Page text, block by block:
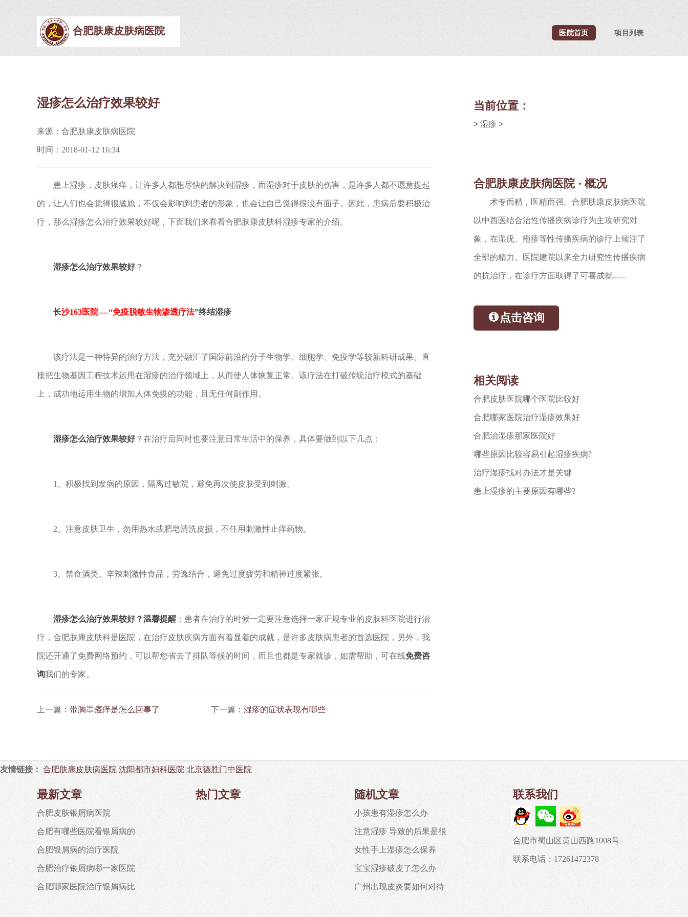
合肥肤康皮肤病医院 医院首页 项目列表
湿疹怎么治疗效果较好
来源：合肥肤康皮肤病医院
时间：2018-01-12 16:34
患上湿疹，皮肤瘙痒，让许多人都想尽快的解决到湿疹，而湿疹对于皮肤的伤害，是许多人都不愿意提起
的，让人们也会觉得很尴尬，不仅会影响到患者的形象，也会让自己觉得很没有面子。因此，患病后要积极治
疗，那么湿疹怎么治疗效果较好呢，下面我们来看看合肥肤康皮肤科湿疹专家的介绍。
湿疹怎么治疗效果较好？
长沙163医院----“免疫脱敏生物渗透疗法”终结湿疹
该疗法是一种特异的治疗方法，充分融汇了国际前沿的分子生物学、细胞学、免疫学等较新科研成果。直
接把生物基因工程技术运用在湿疹的治疗领域上，从而使人体恢复正常。该疗法在打破传统治疗模式的基础
上，成功地运用生物的增加人体免疫的功能，且无任何副作用。
湿疹怎么治疗效果较好？在治疗后同时也要注意日常生活中的保养，具体要做到以下几点：
1、积极找到发病的原因，隔离过敏院，避免再次使皮肤受到刺激。
2、注意皮肤卫生，勿用热水或肥皂清洗皮损，不任用刺激性止痒药物。
3、禁食酒类、辛辣刺激性食品，劳逸结合，避免过度疲劳和精神过度紧张。
湿疹怎么治疗效果较好？温馨提醒 ：患者在治疗的时候一定要注意选择一家正规专业的皮肤科医院进行治
疗，合肥肤康皮肤科是医院，在治疗皮肤疾病方面有着显着的成就，是许多皮肤病患者的首选医院，另外，我
院还开通了免费网络预约，可以帮您省去了排队等候的时间，而且也都是专家就诊，如需帮助，可在线免费咨
询我们的专家。
上一篇： 带胸罩瘙痒是怎么回事了 下一篇： 湿疹的症状表现有哪些
当前位置：
>湿疹 >
合肥肤康皮肤病医院 · 概况
术专而精，医精而强。合肥肤康皮肤病医院
以中西医结合治性传播疾病诊疗为主攻研究对
象，在湿疣、疱疹等性传播疾病的诊疗上倾注了
全部的精力。医院建院以来全力研究性传播疾病
的抗治疗，在诊疗方面取得了可喜成就...…
点击咨询
相关阅读
合肥皮肤医院哪个医院比较好
合肥哪家医院治疗湿疹效果好
合肥治湿疹那家医院好
哪些原因比较容易引起湿疹疾病?
治疗湿疹找对办法才是关键
患上湿疹的主要原因有哪些?
友情链接： 合肥肤康皮肤病医院沈阳都市妇科医院北京德胜门中医院
最新文章
合肥皮肤银屑病医院
合肥有哪些医院看银屑病的
合肥银屑病的治疗医院
合肥治疗银屑病哪一家医院
合肥哪家医院治疗银屑病比
热门文章 随机文章
小孩患有湿疹怎么办
注意湿疹 导致的后果是很
女性手上湿疹怎么保养
宝宝湿疹破皮了怎么办
广州出现皮炎要如何对待
联系我们
合肥市蜀山区黄山西路1008号
联系电话：17261472378